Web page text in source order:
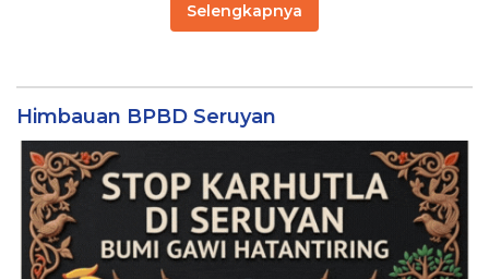
Selengkapnya
Himbauan BPBD Seruyan